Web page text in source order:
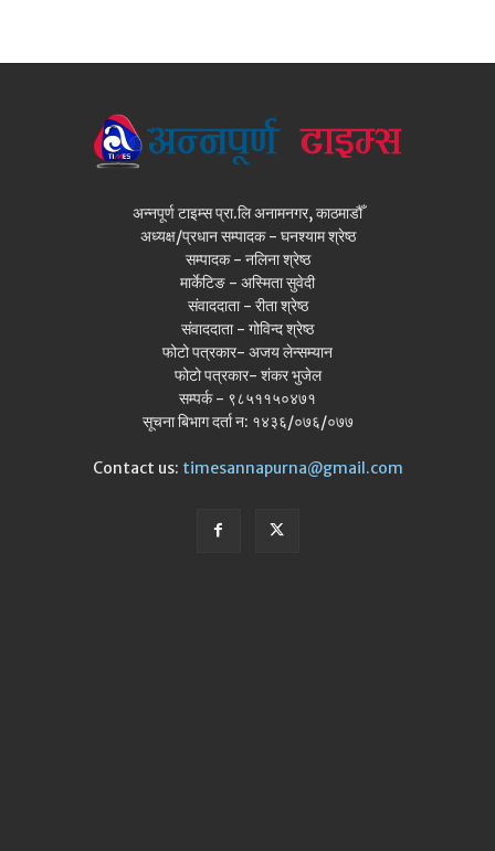
अन्नपूर्ण टाइम्स प्रा.लि अनामनगर, काठमाडौँ
अध्यक्ष/प्रधान सम्पादक - घनश्याम श्रेष्ठ
सम्पादक - नलिना श्रेष्ठ
मार्केटिङ - अस्मिता सुवेदी
संवाददाता - रीता श्रेष्ठ
संवाददाता - गोविन्द श्रेष्ठ
फोटो पत्रकार- अजय लेन्सम्यान
फोटो पत्रकार- शंकर भुजेल
सम्पर्क - ९८५११५०४७१
सूचना बिभाग दर्ता न: १४३६/०७६/०७७
Contact us: timesannapurna@gmail.com